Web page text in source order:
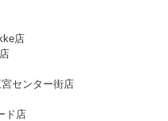
店
センター街店
ド店